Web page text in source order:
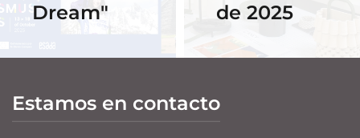
Dream"
de 2025
Estamos en contacto